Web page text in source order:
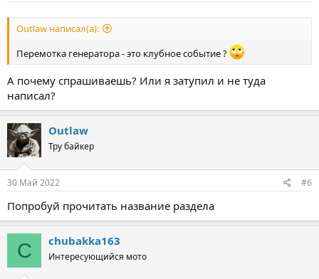
Outlaw написал(а):
Перемотка генератора - это клубное событие ?
А почему спрашиваешь? Или я затупил и не туда
написал?
Outlaw
Тру байкер
30 Май 2022 #6
Попробуй прочитать название раздела
C chubakka163
Интересующийся мото